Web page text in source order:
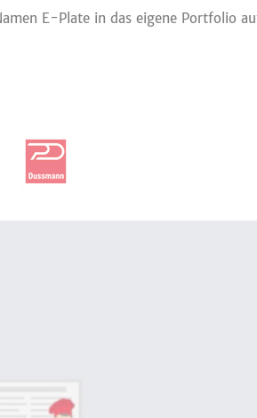
E-Plate in das eigene Portfolio